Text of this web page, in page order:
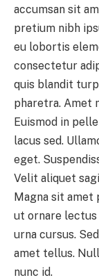
accumsan sit
pretium nibh
eu lobortis
consectetur
quis blandit
pharetra. Amet
Euismod in
lacus sed.
eget.
Velit aliquet
Magna sit amet
ut ornare lectus
urna cursus.
amet tellus.
nunc id.